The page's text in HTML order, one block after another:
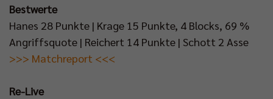
Bestwerte
Hanes 28 Punkte | Krage 15 Punkte, 4 Blocks, 69 %
Angriffsquote | Reichert 14 Punkte | Schott 2 Asse
>>> Matchreport <<<
Re-Live